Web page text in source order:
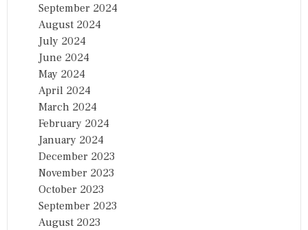
September 2024
August 2024
July 2024
June 2024
May 2024
April 2024
March 2024
February 2024
January 2024
December 2023
November 2023
October 2023
September 2023
August 2023